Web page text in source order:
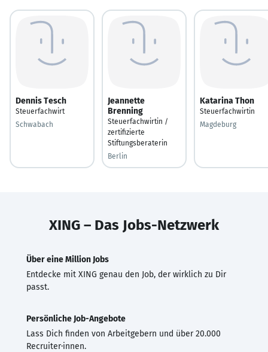
Dennis Tesch
Steuerfachwirt
Schwabach
Jeannette
Brenning
Steuerfachwirtin /
zertifizierte
Stiftungsberaterin
Berlin
Katarina Thon
Steuerfachwirtin
Magdeburg
XING – Das Jobs-Netzwerk
Über eine Million Jobs
Entdecke mit XING genau den Job, der wirklich zu Dir
passt.
Persönliche Job-Angebote
Lass Dich finden von Arbeitgebern und über 20.000
Recruiter·innen.